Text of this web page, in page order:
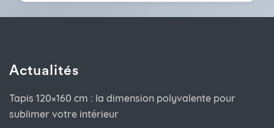
Actualités
Tapis 120×160 cm : la dimension polyvalente pour
sublimer votre intérieur